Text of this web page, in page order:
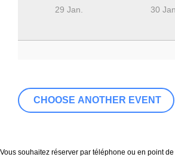
29 Jan. 30 Jan.
Vous souhaitez réserver par téléphone ou en point